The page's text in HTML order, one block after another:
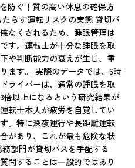
防ぐ！質の高い休息の確保方
らす運転リスクの実態 貸切バ
なくされるため、睡眠管理は
す。運転士が十分な睡眠を取
や判断能力の衰えが生じ、重
ます。 実際のデータでは、6時
ライバーは、通常の睡眠を取
倍以上になるという研究結果が
転士本人が疲労を自覚してい
。特に深夜運行や長距離運転
があり、これが最も危険な状
部門が貸切バスを手配する
問することは一般的ではあり